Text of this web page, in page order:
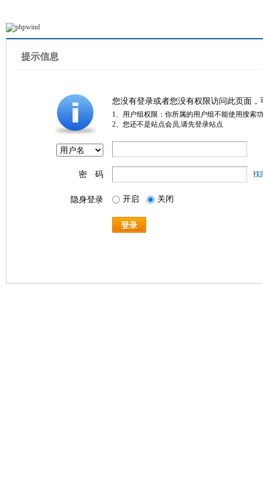
提示信息
您没有登录或者您没有权限访问此页面
1、用户组权限：你所属的用户组不能使用搜索
2、您还不是站点会员,请先登录站点
密 码 找
隐身登录 开启 关闭
登录